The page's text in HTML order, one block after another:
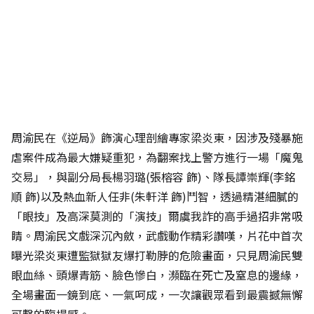
周渝民在《逆局》飾演心理剖繪專家梁炎東，因涉及殘暴施
虐案件成為最大嫌疑重犯，為翻案找上警方進行一場「魔鬼
交易」，與副分局長楊羽璐(張榕容 飾)、隊長譚崇輝(李銘
順 飾)以及熱血新人任非(朱軒洋 飾)鬥智，透過精湛細膩的
「眼技」及高深莫測的「演技」爾虞我詐的高手過招非常吸
睛。周渝民文戲深沉內斂，武戲動作精彩讚嘆，片花中首次
曝光梁炎東遭監獄獄友爆打勒脖的危險畫面，只見周渝民雙
眼血絲、頭爆青筋、臉色慘白，瀕臨在死亡及窒息的邊緣，
全場畫面一鏡到底、一氣呵成，一次讓觀眾看到最震撼無懈